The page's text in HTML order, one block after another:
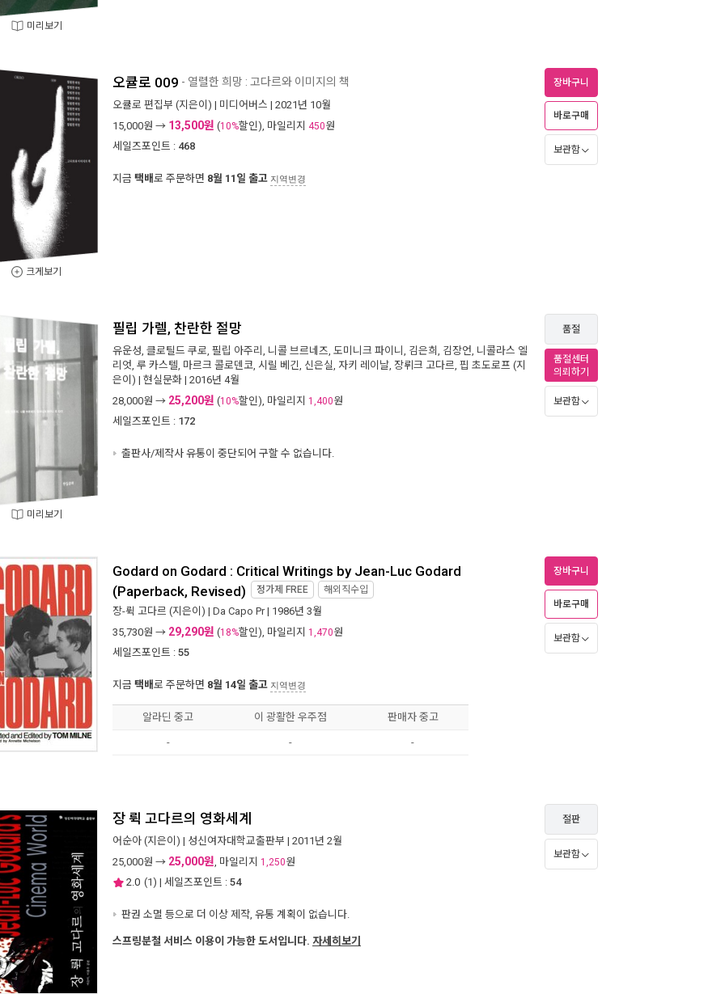
미리보기
크게보기
오큘로 009 - 열렬한 희망 : 고다르와 이미지의 책
오큘로 편집부 (지은이) | 미디어버스 | 2021년 10월
15,000원 → 13,500원 (10%할인), 마일리지 450원
세일즈포인트 : 468
지금 택배로 주문하면 8월 11일 출고 지역변경
장바구니
바로구매
보관함
미리보기
필립 가렐, 찬란한 절망
유운성, 클로틸드 쿠로, 필립 아주리 , 니콜 브르네즈, 도미니크 파이니 , 김은희 , 김장언, 니콜라스 엘
리엇, 루 카스텔, 마르크 콜로덴코, 시릴 베긴, 신은실, 자키 레이날, 장뤼크 고다르, 핍 초도로프 (지
은이) | 현실문화 | 2016년 4월
28,000원 → 25,200원 (10%할인), 마일리지 1,400원
세일즈포인트 : 172
출판사/제작사 유통이 중단되어 구할 수 없습니다.
품절
품절센터
의뢰하기
보관함
Godard on Godard : Critical Writings by Jean-Luc Godard
(Paperback, Revised) 정가제 FREE 해외직수입
장-뤽 고다르 (지은이) | Da Capo Pr| 1986년 3월
35,730원 → 29,290원 (18%할인), 마일리지 1,470원
세일즈포인트 : 55
지금 택배로 주문하면 8월 14일 출고 지역변경
장바구니
바로구매
보관함
알라딘 중고 이 광활한 우주점 판매자 중고
- - -
장 뤽 고다르의 영화세계
어순아 (지은이) | 성신여자대학교출판부 | 2011년 2월
25,000원 → 25,000원, 마일리지 1,250원
2.0 (1) | 세일즈포인트 : 54
판권 소멸 등으로 더 이상 제작, 유통 계획이 없습니다.
절판
보관함
스프링분철 서비스 이용이 가능한 도서입니다. 자세히보기